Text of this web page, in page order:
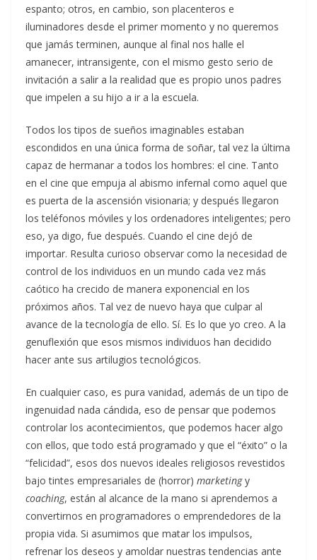
espanto; otros, en cambio, son placenteros e
iluminadores desde el primer momento y no queremos
que jamás terminen, aunque al final nos halle el
amanecer, intransigente, con el mismo gesto serio de
invitación a salir a la realidad que es propio unos padres
que impelen a su hijo a ir a la escuela.
Todos los tipos de sueños imaginables estaban
escondidos en una única forma de soñar, tal vez la última
capaz de hermanar a todos los hombres: el cine. Tanto
en el cine que empuja al abismo infernal como aquel que
es puerta de la ascensión visionaria; y después llegaron
los teléfonos móviles y los ordenadores inteligentes; pero
eso, ya digo, fue después. Cuando el cine dejó de
importar. Resulta curioso observar como la necesidad de
control de los individuos en un mundo cada vez más
caótico ha crecido de manera exponencial en los
próximos años. Tal vez de nuevo haya que culpar al
avance de la tecnología de ello. Sí. Es lo que yo creo. A la
genuflexión que esos mismos individuos han decidido
hacer ante sus artilugios tecnológicos.
En cualquier caso, es pura vanidad, además de un tipo de
ingenuidad nada cándida, eso de pensar que podemos
controlar los acontecimientos, que podemos hacer algo
con ellos, que todo está programado y que el “éxito” o la
“felicidad”, esos dos nuevos ideales religiosos revestidos
bajo tintes empresariales de (horror) marketingy
coaching, están al alcance de la mano si aprendemos a
convertirnos en programadores o emprendedores de la
propia vida. Si asumimos que matar los impulsos,
refrenar los deseos y amoldar nuestras tendencias ante